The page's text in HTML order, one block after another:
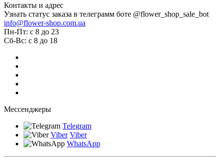
Контакты и адрес
Узнать статус заказа в телеграмм боте @flower_shop_sale_bot
info@flower-shop.com.ua
Пн-Пт: с 8 до 23
Сб-Вс: с 8 до 18
Мессенджеры
Telegram
Viber Viber
WhatsApp